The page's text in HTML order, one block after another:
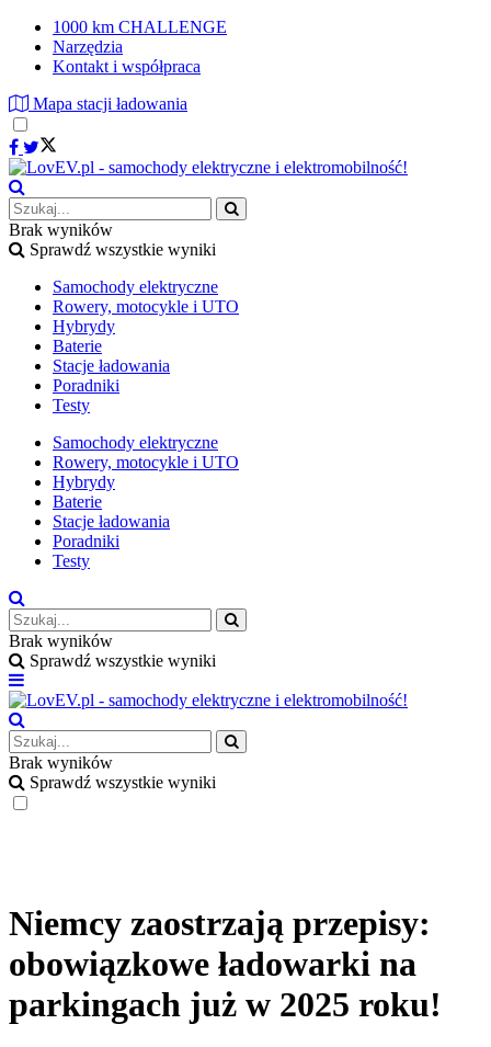
1000 km CHALLENGE
Narzędzia
Kontakt i współpraca
Mapa stacji ładowania
Brak wyników
Sprawdź wszystkie wyniki
Samochody elektryczne
Rowery, motocykle i UTO
Hybrydy
Baterie
Stacje ładowania
Poradniki
Testy
Samochody elektryczne
Rowery, motocykle i UTO
Hybrydy
Baterie
Stacje ładowania
Poradniki
Testy
Brak wyników
Sprawdź wszystkie wyniki
Brak wyników
Sprawdź wszystkie wyniki
Niemcy zaostrzają przepisy:
obowiązkowe ładowarki na
parkingach już w 2025 roku!